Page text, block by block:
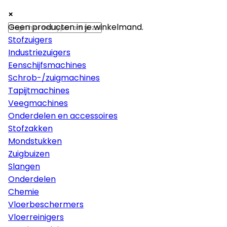
×
Machines
Stofzuigers
Industriezuigers
Eenschijfsmachines
Schrob-/zuigmachines
Tapijtmachines
Veegmachines
Onderdelen en accessoires
Stofzakken
Mondstukken
Zuigbuizen
Slangen
Onderdelen
Chemie
Vloerbeschermers
Vloerreinigers
×
×
Geen producten in je winkelmand.